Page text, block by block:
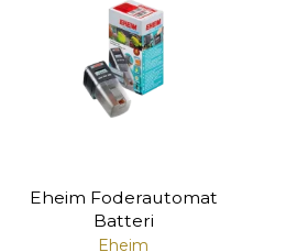
Eheim Foderautomat
Batteri
Eheim